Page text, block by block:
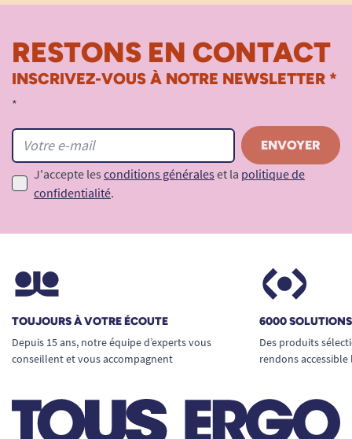
RESTONS EN CONTACT
INSCRIVEZ-VOUS À NOTRE NEWSLETTER *
*
J'accepte les conditions générales et la politique de
confidentialité.
TOUJOURS À VOTRE ÉCOUTE
Depuis 15 ans, notre équipe d’experts vous
conseillent et vous accompagnent
6000
Des produits
rendons